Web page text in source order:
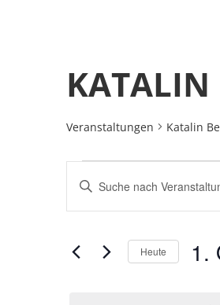
KATALIN
Veranstaltungen Katalin
SUCHE
UND
Bitte
Schlüsselwort
Suche
Veranstaltungen
Schlüsselwort.Heute 1.